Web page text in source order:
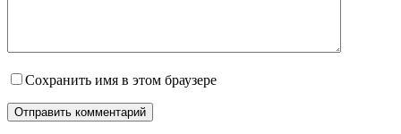
Сохранить имя в этом браузере